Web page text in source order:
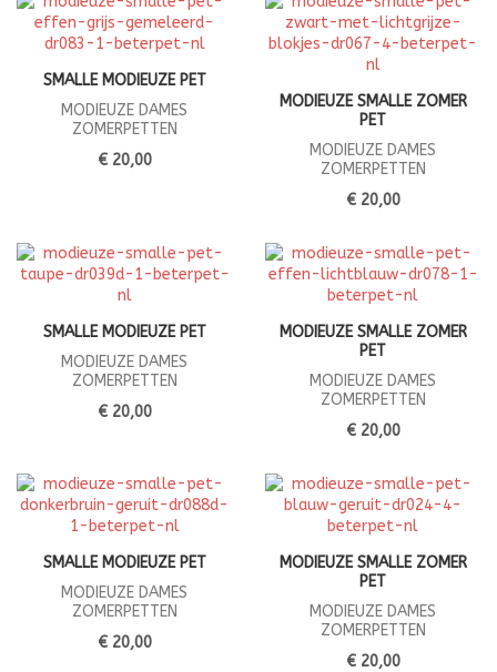
SMALLE MODIEUZE PET
MODIEUZE DAMES
ZOMERPETTEN
€ 20,00
MODIEUZE SMALLE ZOMER
PET
MODIEUZE DAMES
ZOMERPETTEN
€ 20,00
SMALLE MODIEUZE PET
MODIEUZE DAMES
ZOMERPETTEN
€ 20,00
MODIEUZE SMALLE ZOMER
PET
MODIEUZE DAMES
ZOMERPETTEN
€ 20,00
SMALLE MODIEUZE PET
MODIEUZE DAMES
ZOMERPETTEN
€ 20,00
MODIEUZE SMALLE ZOMER
PET
MODIEUZE DAMES
ZOMERPETTEN
€ 20,00